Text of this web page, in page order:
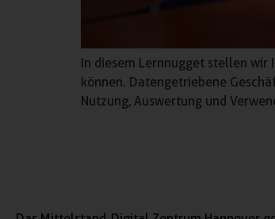
In diesem Lernnugget stellen wir
können. Datengetriebene
Nutzung, Auswertung und